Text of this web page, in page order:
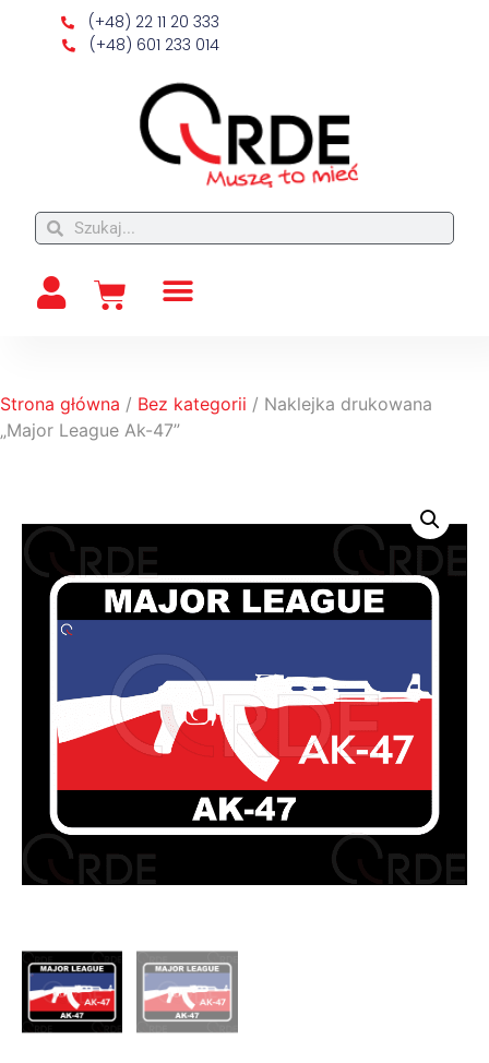
(+48) 22 11 20 333
(+48) 601 233 014
Strona główna / Bez kategorii / Naklejka drukowana
„Major League Ak-47”